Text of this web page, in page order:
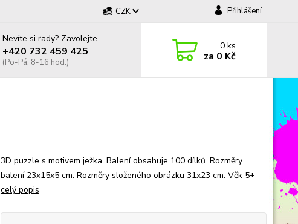
CZK Přihlášení
Nevíte si rady? Zavolejte.
+420 732 459 425
(Po-Pá, 8-16 hod.)
0ks
za 0 Kč
3D puzzle s motivem ježka. Balení obsahuje 100 dílků. Rozměry
balení 23x15x5 cm. Rozměry složeného obrázku 31x23 cm. Věk 5+
celý popis